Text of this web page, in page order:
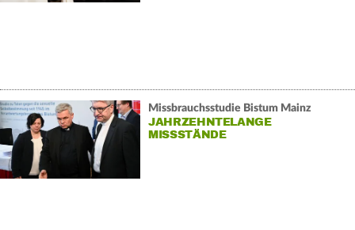
Missbrauchsstudie Bistum Mainz
JAHRZEHNTELANGE
MISSSTÄNDE